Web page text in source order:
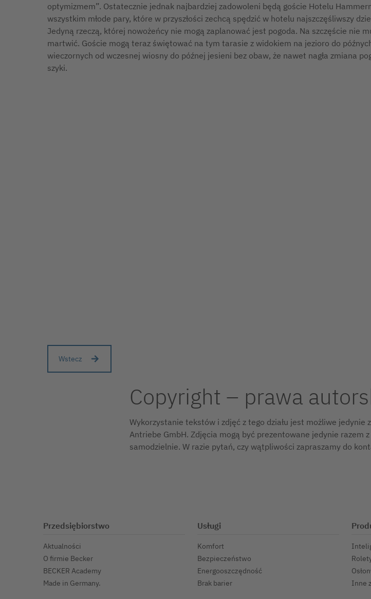
optymizmem”. Ostatecznie jednak najbardziej zadowoleni będą goście Hotelu
wszystkim młode pary, które w przyszłości zechcą spędzić w hotelu najszczęśliwszy
Jedyną rzeczą, której nowożeńcy nie mogą zaplanować jest pogoda. Na szczęście nie
martwić. Goście mogą teraz świętować na tym tarasie z widokiem na jezioro do
wieczornych od wczesnej wiosny do późnej jesieni bez obaw, że nawet nagła zmiana
szyki.
Wstecz
Copyright – prawa
Wykorzystanie tekstów i zdjęć z tego działu jest możliwe jedynie
Antriebe GmbH. Zdjęcia mogą być prezentowane jedynie razem
samodzielnie. W razie pytań, czy wątpliwości zapraszamy do
Przedsiębiorstwo
Aktualności
O firmie Becker
BECKER Academy
Made in Germany.
Usługi
Komfort
Bezpieczeństwo
Energooszczędność
Brak barier
Inne